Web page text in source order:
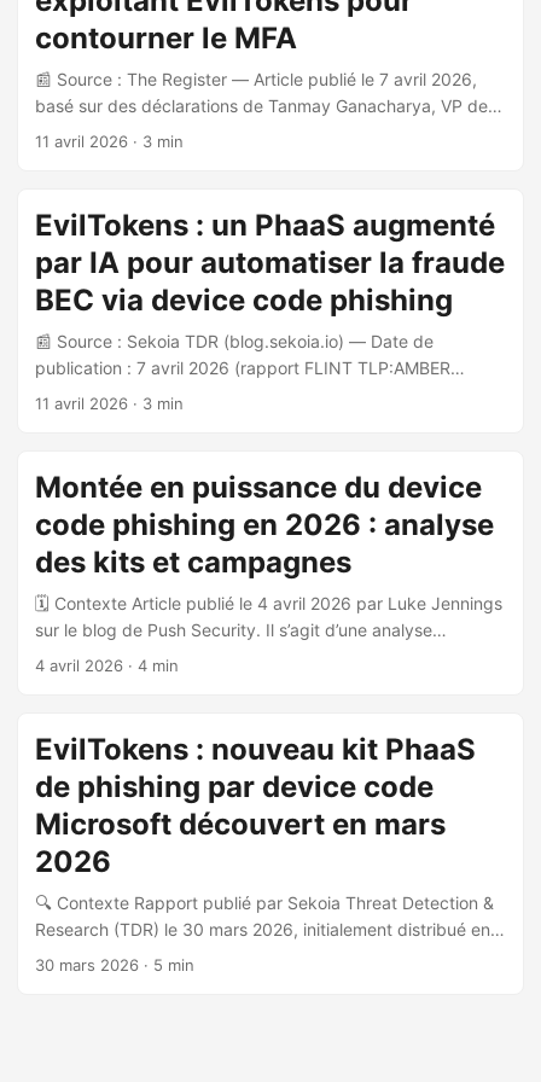
cocher), et des mécanismes anti-analyse (désactivation du
clic droit, obfuscation JavaScript multi-couches, collecte
...
contourner le MFA
📰 Source : The Register — Article publié le 7 avril 2026,
basé sur des déclarations de Tanmay Ganacharya, VP de la
recherche en sécurité chez Microsoft, et un blog technique
OAuth 2.0 cible des centaines d’organisations à l’échelle
mondiale. Microsoft observe 10 à 15 campagnes distinctes
lancées toutes les 24 heures, chacune distribuée à grande
échelle avec des payloads variés et uniques, rendant la
détection par signatures difficile. ...
11 avril 2026 · 3 min
EvilTokens : un PhaaS augmenté
par IA pour automatiser la fraude
BEC via device code phishing
📰 Source : Sekoia TDR (blog.sekoia.io) — Date de
publication : 7 avril 2026 (rapport FLINT TLP:AMBER
distribué le 30 mars 2026) Contexte EvilTokens est un kit
la fraude BEC (Business Email Compromise). Cet article
constitue la partie 2 d’une analyse technique approfondie
publiée par l’équipe TDR de Sekoia. Fonctionnement du
PhaaS Le service est opéré via Telegram par
l’administrateur eviltokensadmin, qui propose trois produits
: ...
11 avril 2026 · 3 min
Montée en puissance du device
code phishing en 2026 : analyse
des kits et campagnes
🗓️ Contexte Article publié le 4 avril 2026 par Luke Jennings
sur le blog de Push Security. Il s’agit d’une analyse
technique approfondie de la montée en puissance du
observée Push Security a observé une augmentation de
37,5x des pages de device code phishing détectées en
2026 par rapport à l’année précédente. Dix kits distincts
ont été identifiés en circulation, dont le plus prominent est
EvilTokens, premier kit PhaaS (Phishing-as-a-Service)
criminel dédié au device code phishing, lancé en février
2026. ...
4 avril 2026 · 4 min
EvilTokens : nouveau kit PhaaS
de phishing par device code
Microsoft découvert en mars
2026
🔍 Contexte Rapport publié par Sekoia Threat Detection &
Research (TDR) le 30 mars 2026, initialement distribué en
privé le 25 mars 2026. L’analyse porte sur EvilTokens, un
30 mars 2026 · 5 min